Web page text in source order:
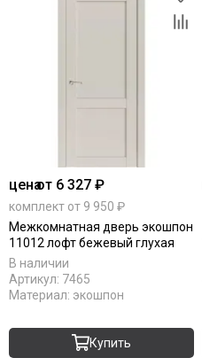
ценаот 6 327 ₽
комплект от 9 950 ₽
Межкомнатная дверь экошпон
11012 лофт бежевый глухая
В наличии
Артикул: 7465
Материал: экошпон
Купить